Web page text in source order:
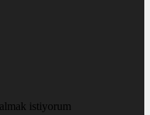
istiyorum